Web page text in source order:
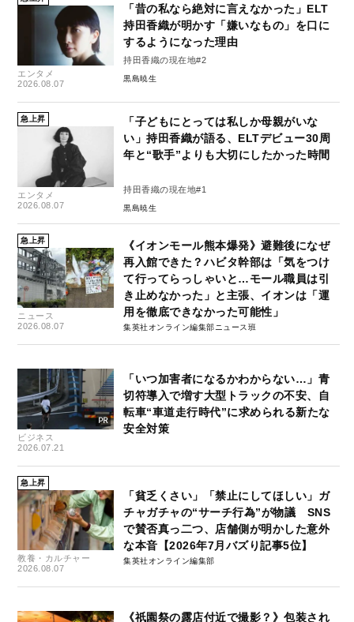
エンタメ
2026.08.07
「昔の私なら絶対に言えなかった」ELT
持田香織が明かす「嫌いなもの」を口に
するようになった理由
持田香織の現在地#2
黒島暁生
急上昇
エンタメ
2026.08.07
「子どもにとっては私しか母親がいな
い」持田香織が語る、ELTデビュー30周
年と“歌手”よりも大切にしたかった時間
持田香織の現在地#1
黒島暁生
急上昇
ニュース
2026.08.07
《イオンモール熊本爆発》避難後になぜ
再入館できた？ハビタ幹部は「気をつけ
て行ってらっしゃいと…モール職員は引
き止めなかった」と主張、イオンは「運
用を徹底できなかった可能性」
集英社オンライン編集部ニュース班
ビジネス
2026.07.21
「いつ加害者になるかわからない…」青
切符導入で増す大型トラックの不安、自
転車“車道走行時代”に求められる新たな
安全対策
急上昇
教養・カルチャー
2026.08.07
「貧乏くさい」「禁止にしてほしい」ガ
チャガチャの“サーチ行為”が物議 SNS
で賛否真っ二つ、店舗側が明かした意外
な本音【2026年7月バズり記事5位】
集英社オンライン編集部
《祇園祭の露店付近で撮影？》包装され